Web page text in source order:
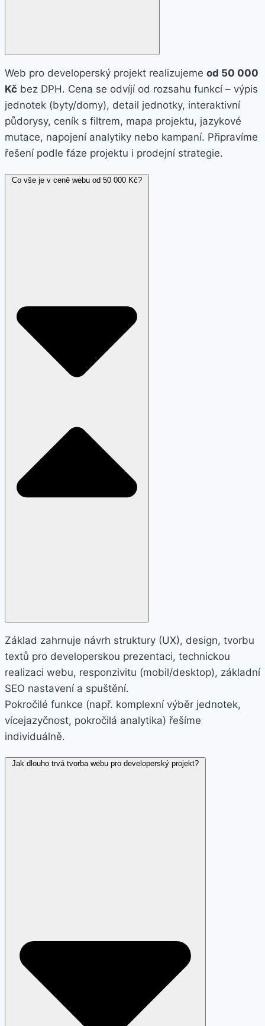
Web pro developerský projekt realizujeme od 50 000
Kč bez DPH. Cena se odvíjí od rozsahu funkcí – výpis
jednotek (byty/domy), detail jednotky, interaktivní
půdorysy, ceník s filtrem, mapa projektu, jazykové
mutace, napojení analytiky nebo kampaní. Připravíme
řešení podle fáze projektu i prodejní strategie.
Co vše je v ceně webu od 50 000 Kč?
Základ zahrnuje návrh struktury (UX), design, tvorbu
textů pro developerskou prezentaci, technickou
realizaci webu, responzivitu (mobil/desktop), základní
SEO nastavení a spuštění.
Pokročilé funkce (např. komplexní výběr jednotek,
vícejazyčnost, pokročilá analytika) řešíme
individuálně.
Jak dlouho trvá tvorba webu pro developerský projekt?